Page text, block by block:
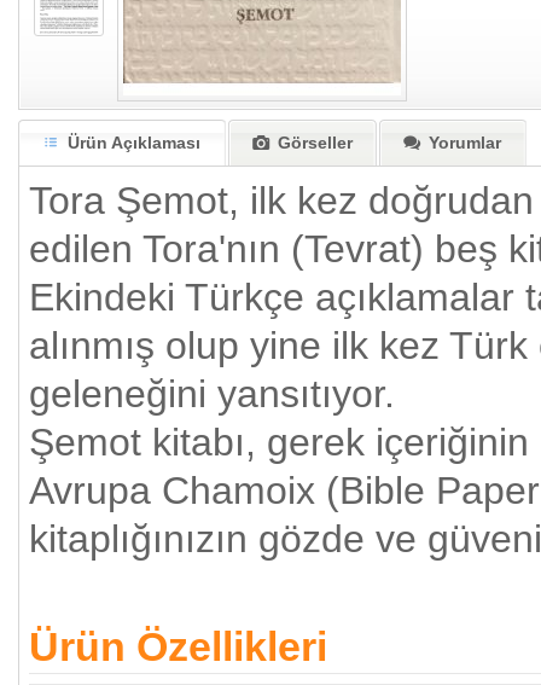
Ürün Açıklaması Görseller Yorumlar
Tora Şemot, ilk kez
edilen Tora'nın (Tevrat) beş
Ekindeki Türkçe
alınmış olup yine ilk kez
geleneğini yansıtıyor.
Şemot kitabı, gerek
Avrupa Chamoix (Bible
kitaplığınızın gözde ve
Ürün Özellikleri